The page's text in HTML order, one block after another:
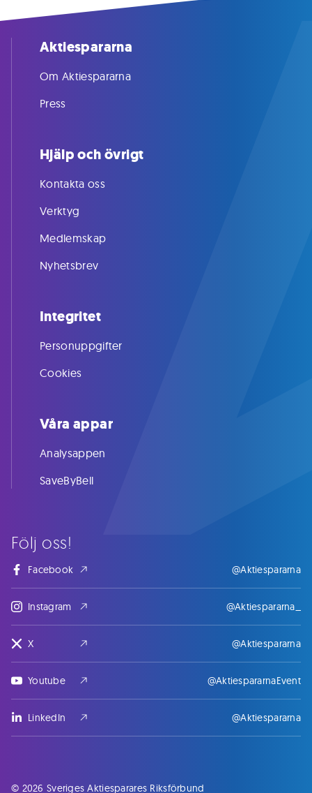
Följ oss!
Facebook @Aktiespararna
Instagram @Aktiespararna_
X @Aktiespararna
Youtube @AktiespararnaEvent
LinkedIn @Aktiespararna
Aktiespararna
Om Aktiespararna
Press
Hjälp och övrigt
Kontakta oss
Verktyg
Medlemskap
Nyhetsbrev
Integritet
Personuppgifter
Cookies
Våra appar
Analysappen
SaveByBell
© 2026 Sveriges Aktiesparares Riksförbund